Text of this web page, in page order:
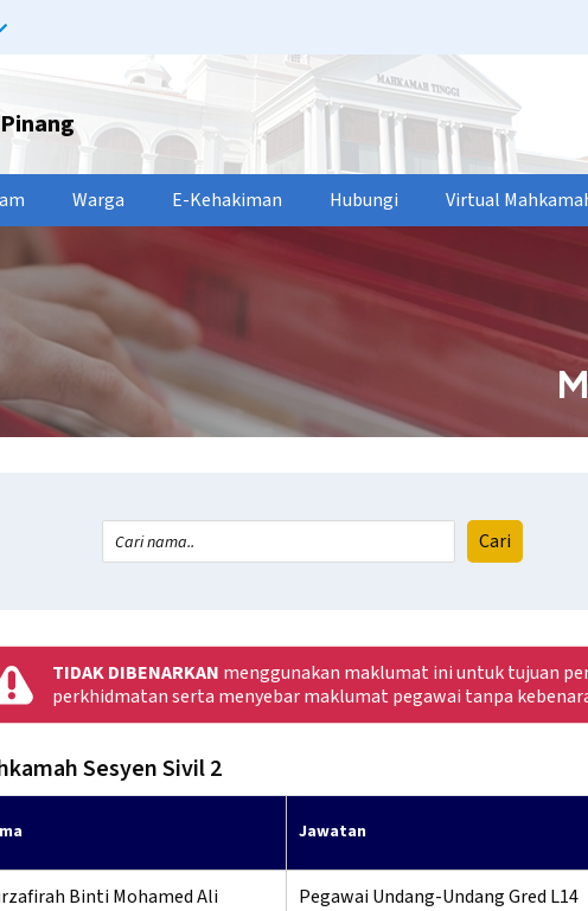
Warga E-Kehakiman Hubungi Virtual
TIDAK DIBENARKAN menggunakan maklumat ini untuk tujuan
perkhidmatan serta menyebar maklumat pegawai tanpa
Sesyen Sivil 2
Jawatan
Binti Mohamed Ali Pegawai Undang-Undang Gred L14